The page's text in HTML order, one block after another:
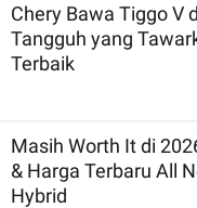
Chery Bawa Tiggo V
Tangguh yang
Terbaik
Masih Worth It di
& Harga Terbaru All
Hybrid